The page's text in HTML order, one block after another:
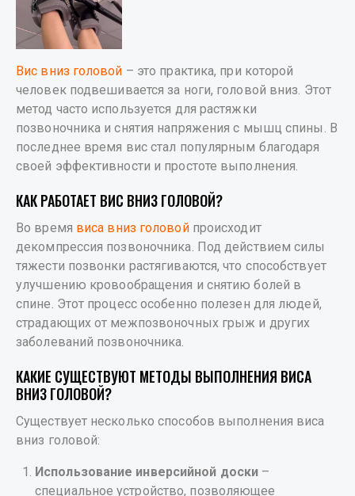
Вис вниз головой – это практика, при которой
человек подвешивается за ноги, головой вниз. Этот
метод часто используется для растяжки
позвоночника и снятия напряжения с мышц спины. В
последнее время вис стал популярным благодаря
своей эффективности и простоте выполнения.
КАК РАБОТАЕТ ВИС ВНИЗ ГОЛОВОЙ?
Во время виса вниз головойпроисходит
декомпрессия позвоночника. Под действием силы
тяжести позвонки растягиваются, что способствует
улучшению кровообращения и снятию болей в
спине. Этот процесс особенно полезен для людей,
страдающих от межпозвоночных грыж и других
заболеваний позвоночника.
КАКИЕ СУЩЕСТВУЮТ МЕТОДЫ ВЫПОЛНЕНИЯ ВИСА
ВНИЗ ГОЛОВОЙ?
Существует несколько способов выполнения виса
вниз головой:
Использование инверсийной доски –
специальное устройство, позволяющее